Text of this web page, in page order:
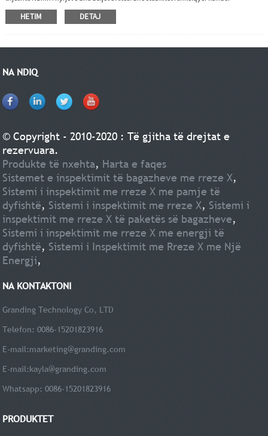
ndërhyrjeve Çdo zonë ka 300 nivele të rregullueshme ndjeshmërie Mbështet
personalizimin e ndërfaqes së ndryshme gjuhësore Saktësi më e lartë dhe shpejtësi
HETIM DETAJ
NA NDIQ
© Copyright - 2010-2020 : Të gjitha të drejtat e
rezervuara.
Produkte të nxehta, Harta e faqes
Sistemet e inspektimit të bagazheve me rreze X,
Sistemi i inspektimit me rreze X me pamje të
dyfishtë, Sistemi i inspektimit me rreze X, Sistemi i
inspektimit me rreze X të paketës së bagazheve,
Sistemi i inspektimit me rreze X me energji të
dyfishtë, Sistemi i Inspektimit me Rreze X me Një
Energji,
NA KONTAKTONI
Granding Technology Co, LTD
Telefon: 0086-15201823916
E-mail:marketing@granding.com
E-mail:kayla@granding.com
Whatsapp: 0086-15201823916
PRODUKTET